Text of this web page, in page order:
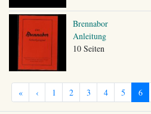
Brennabor
Anleitung
10 Seiten
« ‹ 1 2 3 4 5 6